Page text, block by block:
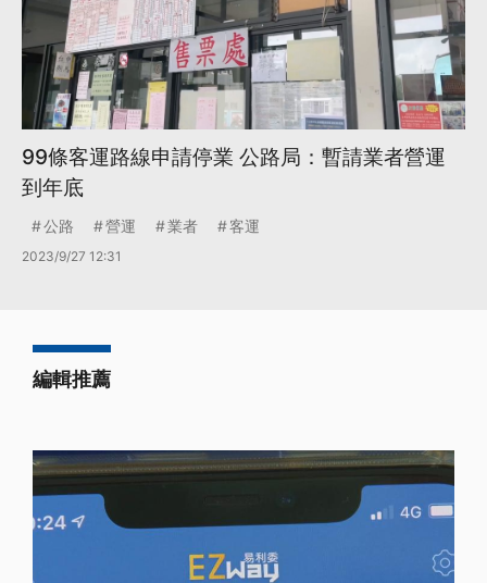
99條客運路線申請停業 公路局：暫請業者營運
到年底
公路 營運 業者 客運
2023/9/27 12:31
編輯推薦